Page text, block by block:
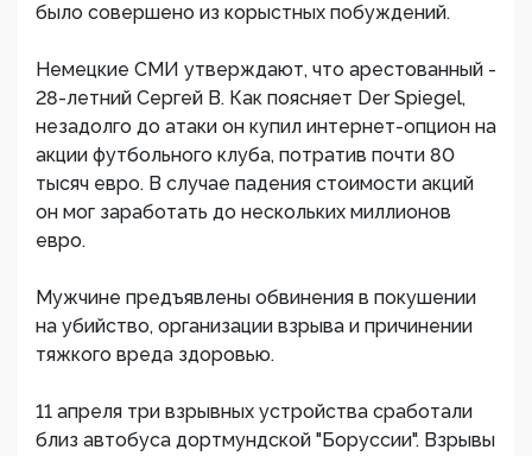
было совершено из корыстных побуждений.
Немецкие СМИ утверждают, что арестованный -
28-летний Сергей В. Как поясняет Der Spiegel,
незадолго до атаки он купил интернет-опцион на
акции футбольного клуба, потратив почти 80
тысяч евро. В случае падения стоимости акций
он мог заработать до нескольких миллионов
евро.
Мужчине предъявлены обвинения в покушении
на убийство, организации взрыва и причинении
тяжкого вреда здоровью.
11 апреля три взрывных устройства сработали
близ автобуса дортмундской "Боруссии". Взрывы